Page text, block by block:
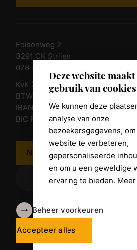
Deze website maakt
gebruik van cookies
We kunnen deze
analyse van onze
bezoekersgegevens, om
website te verbeteren,
gepersonaliseerde
en om u een geweldige
ervaring te bieden.
Beheer voorkeuren
Accepteer alles
Edisonweg 2
3291 CK Strijen
078 - 674 84 85
KvK 23011135
BTW nr. NL 805098938.B.01
IBAN NL10 RABO 0361 8039 58
BIC RABONL2U
Neem contact op
Algemene voorwaarden